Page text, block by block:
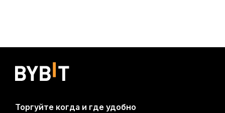
Торгуйте когда и где удобно